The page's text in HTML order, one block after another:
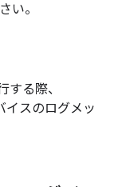
い。
る際、
イスのログメッ